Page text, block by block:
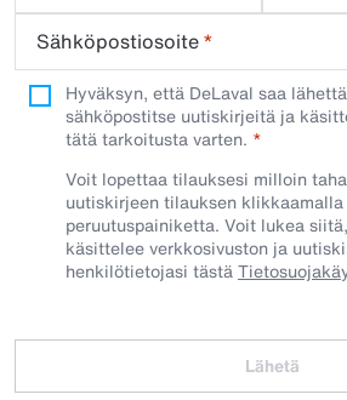
Sähköpostiosoite*
Hyväksyn, että DeLaval saa
sähköpostitse uutiskirjeitä ja
tätä tarkoitusta varten.
Voit lopettaa tilauksesi milloin
uutiskirjeen tilauksen
peruutuspainiketta. Voit lukea
käsittelee verkkosivuston ja
henkilötietojasi tästä
Lähetä